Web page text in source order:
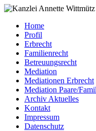
Home
Profil
Erbrecht
Familienrecht
Betreuungsrecht
Mediation
Mediationen Erbrecht
Mediation Paare/
Archiv Aktuelles
Kontakt
Impressum
Datenschutz